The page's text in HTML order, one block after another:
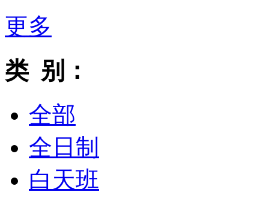
更多
类 别：
全部
全日制
白天班